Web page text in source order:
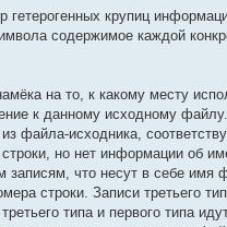
крупиц
содержимое каждой
на то, к какому месту
к данному исходному файлу.
файла-исходника,
но нет информации об
записям, что несут в себе имя
строки. Записи третьего
типа и первого типа